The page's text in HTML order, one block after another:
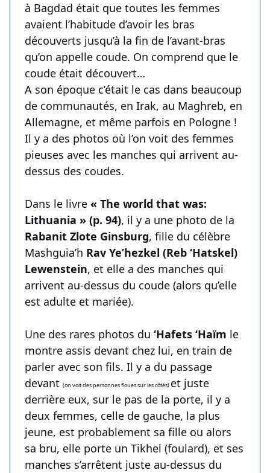
à Bagdad était que toutes les femmes
avaient l’habitude d’avoir les bras
découverts jusqu’à la fin de l’avant-bras
qu’on appelle coude. On comprend que le
coude était découvert…
A son époque c’était le cas dans beaucoup
de communautés, en Irak, au Maghreb, en
Allemagne, et même parfois en Pologne !
Il y a des photos où l’on voit des femmes
pieuses avec les manches qui arrivent au-
dessus des coudes.
Dans le livre « The world that was:
Lithuania » (p. 94), il y a une photo de la
Rabanit Zlote Ginsburg, fille du célèbre
Mashguia’h Rav Ye’hezkel (Reb ‘Hatskel)
Lewenstein, et elle a des manches qui
arrivent au-dessus du coude (alors qu’elle
est adulte et mariée).
Une des rares photos du ‘Hafets ‘Haïm le
montre assis devant chez lui, en train de
parler avec son fils. Il y a du passage
devant (on voit des personnes floues sur les côtés) et juste
derrière eux, sur le pas de la porte, il y a
deux femmes, celle de gauche, la plus
jeune, est probablement sa fille ou alors
sa bru, elle porte un Tikhel (foulard), et ses
manches s’arrêtent juste au-dessus du